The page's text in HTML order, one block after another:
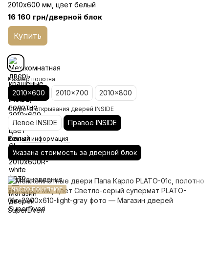
2010х600 мм, цвет белый
16 160 грн/дверной блок
Купить
Размер полотна
2010x600 2010x700 2010x800
Сторона открывания дверей INSIDE
Левое INSIDE Правое INSIDE
Важная информация
Указана стоимость за дверной блок
ЧАСТО ПОКУПАЮТ